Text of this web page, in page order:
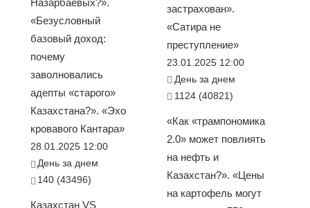
«Безусловный
базовый доход:
почему
заволновались
адепты «старого»
Казахстана?». «Эхо
кровавого Кантара»
28.01.2025 12:00
День за днем
140 (43496)
Казахстан VS
застрахован».
«Сатира не
преступление»
23.01.2025 12:00
День за днем
1124 (40821)
«Как «трампономика
2.0» может повлиять
на нефть и
Казахстан?». «Цены
на картофель могут